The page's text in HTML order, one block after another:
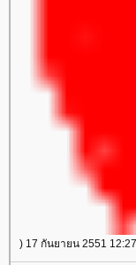
) 17 กันยายน 2551